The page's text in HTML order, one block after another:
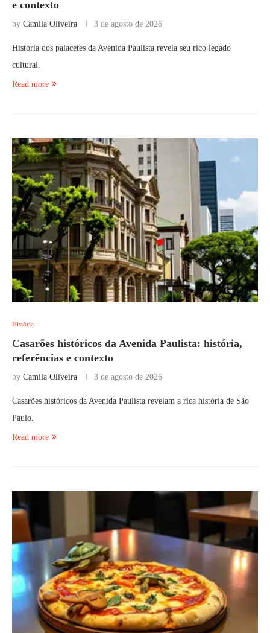
e contexto
by Camila Oliveira 3 de agosto de 2026
História dos palacetes da Avenida Paulista revela seu rico legado
cultural.
Read more
História
Casarões históricos da Avenida Paulista: história,
referências e contexto
by Camila Oliveira 3 de agosto de 2026
Casarões históricos da Avenida Paulista revelam a rica história de São
Paulo.
Read more